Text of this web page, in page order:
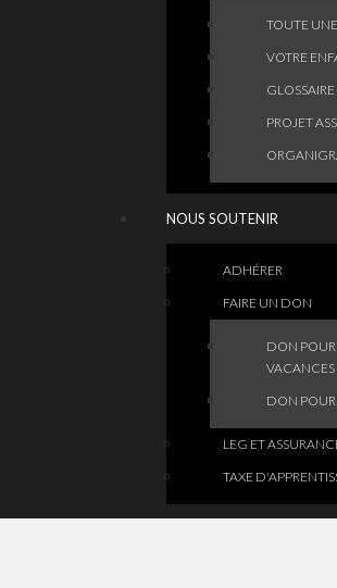
TOUTE
VOTRE
PROJET
NOUS SOUTENIR
ADHÉRER
FAIRE UN DON
DON
VACANCES
DON
LEG ET
TAXE